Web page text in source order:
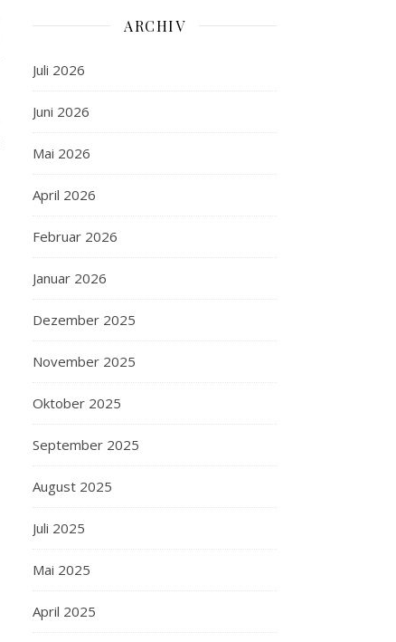
ARCHIV
Juli 2026
Juni 2026
Mai 2026
April 2026
Februar 2026
Januar 2026
Dezember 2025
November 2025
Oktober 2025
September 2025
August 2025
Juli 2025
Mai 2025
April 2025